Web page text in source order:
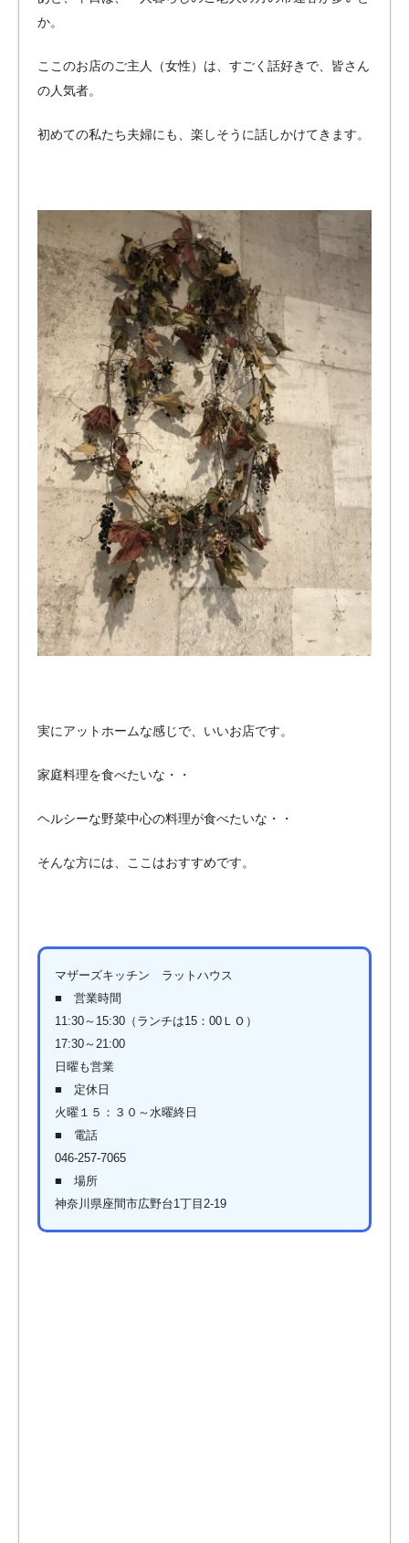
か。
ここのお店のご主人（女性）は、すごく話好きで、皆さん
の人気者。
初めての私たち夫婦にも、楽しそうに話しかけてきます。
実にアットホームな感じで、いいお店です。
家庭料理を食べたいな・・
ヘルシーな野菜中心の料理が食べたいな・・
そんな方には、ここはおすすめです。
マザーズキッチン ラットハウス
■ 営業時間
11:30～15:30（ランチは15：00ＬＯ）
17:30～21:00
日曜も営業
■ 定休日
火曜１５：３０～水曜終日
■ 電話
046-257-7065
■ 場所
神奈川県座間市広野台1丁目2-19